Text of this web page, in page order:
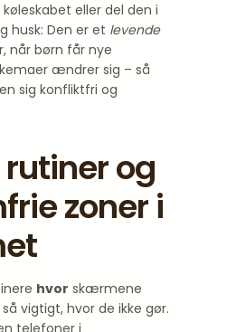
eller del den i
husk: Den er et levende
når børn får nye
ændrer sig – så
sig konfliktfri og
rutiner og
zoner i
hvor skærmene
vigtigt, hvor de ikke gør.